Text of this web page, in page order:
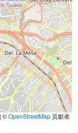
| ©OpenStreetMap貢獻者